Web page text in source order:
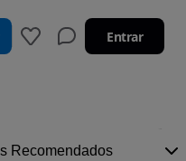
Entrar